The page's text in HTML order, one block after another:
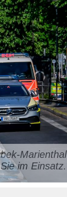
Marienthal
im Einsatz.